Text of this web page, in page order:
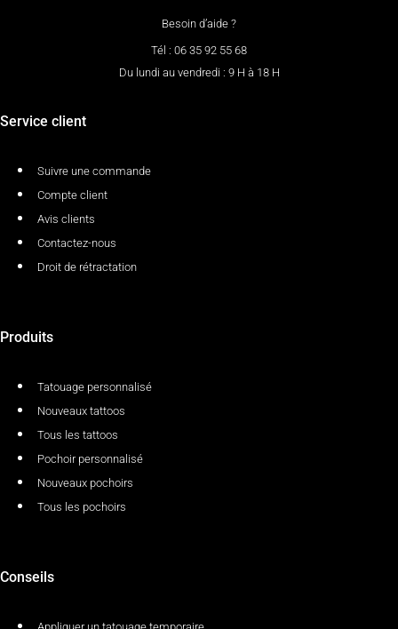
Besoin d’aide ?
Tél : 06 35 92 55 68
Du lundi au vendredi : 9 H à 18 H
Service client
Suivre une commande
Compte client
Avis clients
Contactez-nous
Droit de rétractation
Produits
Tatouage personnalisé
Nouveaux tattoos
Tous les tattoos
Pochoir personnalisé
Nouveaux pochoirs
Tous les pochoirs
Conseils